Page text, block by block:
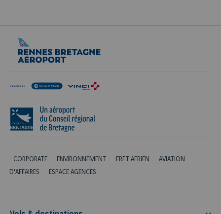
CORPORATE ENVIRONNEMENT FRET AERIEN
AVIATION
D'AFFAIRES
ESPACE AGENCES